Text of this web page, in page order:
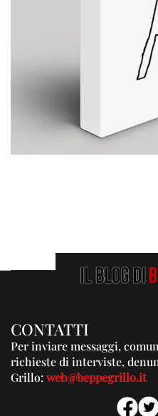
CONTATTI
Per inviare messaggi,
richieste di interviste,
Grillo:web@beppegrillo.it